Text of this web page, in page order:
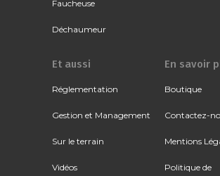
Faucheuse
Déchaumeur
Et aussi
Réglementation
Gestion et Management
Sur le terrain
Vidéos
En savoir
Boutique
Contactez-
Mentions
Politique de